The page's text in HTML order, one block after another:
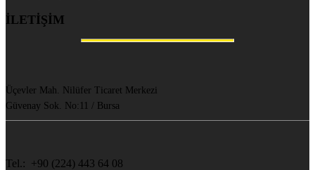
İLETİŞİM
Üçevler Mah. Nilüfer Ticaret Merkezi
Güvenay Sok. No:11 / Bursa
Tel.: +90 (224) 443 64 08